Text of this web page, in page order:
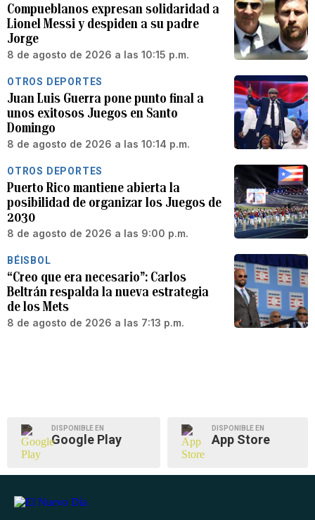
Compueblanos expresan solidaridad a
Lionel Messi y despiden a su padre
Jorge
8 de agosto de 2026 a las 10:15 p.m.
OTROS DEPORTES
Juan Luis Guerra pone punto final a
unos exitosos Juegos en Santo
Domingo
8 de agosto de 2026 a las 10:14 p.m.
OTROS DEPORTES
Puerto Rico mantiene abierta la
posibilidad de organizar los Juegos de
2030
8 de agosto de 2026 a las 9:00 p.m.
BÉISBOL
“Creo que era necesario”: Carlos
Beltrán respalda la nueva estrategia
de los Mets
8 de agosto de 2026 a las 7:13 p.m.
DISPONIBLE EN
Google Play
DISPONIBLE EN
App Store